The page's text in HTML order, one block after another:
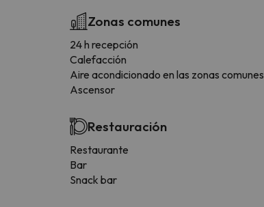
Zonas comunes
24 h recepción
Calefacción
Aire acondicionado en las zonas comunes
Ascensor
Restauración
Restaurante
Bar
Snack bar